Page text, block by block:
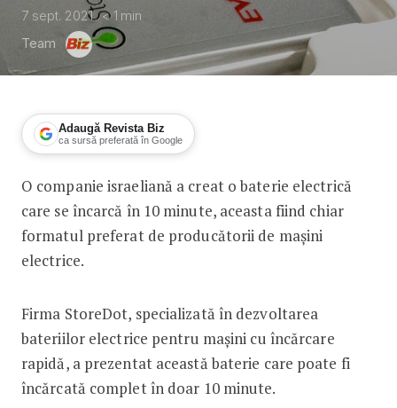
7 sept. 2021 < 1 min
Team
Adaugă Revista Biz
ca sursă preferată în Google
O companie israeliană a creat o
O companie israeliană a creat o baterie electrică
care se încarcă în 10 minute, aceasta fiind chiar
formatul preferat de producătorii de maşini
electrice.
Firma StoreDot, specializată în dezvoltarea
bateriilor electrice pentru maşini cu încărcare
rapidă, a prezentat această baterie care poate fi
încărcată complet în doar 10 minute.